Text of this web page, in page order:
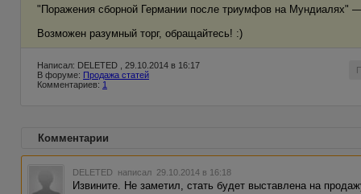
"Поражения сборной Германии после триумфов на Мундиалях"
Возможен разумный торг, обращайтесь! :)
Написал: DELETED , 29.10.2014 в 16:17
В форуме: Продажа статей
Комментариев: 1
Комментарии
DELETED написал 29.10.2014 в 16:18
Извините. Не заметил, стать будет выставлена на